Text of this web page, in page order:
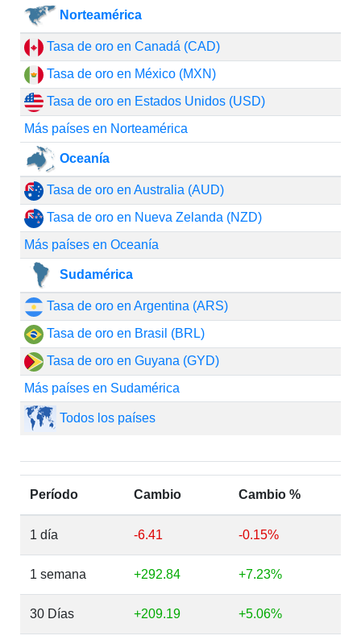
Norteamérica
Tasa de oro en Canadá (CAD)
Tasa de oro en México (MXN)
Tasa de oro en Estados Unidos (USD)
Más países en Norteamérica
Oceanía
Tasa de oro en Australia (AUD)
Tasa de oro en Nueva Zelanda (NZD)
Más países en Oceanía
Sudamérica
Tasa de oro en Argentina (ARS)
Tasa de oro en Brasil (BRL)
Tasa de oro en Guyana (GYD)
Más países en Sudamérica
Todos los países
Período Cambio Cambio %
1 día -6.41 -0.15%
1 semana +292.84 +7.23%
30 Días +209.19 +5.06%